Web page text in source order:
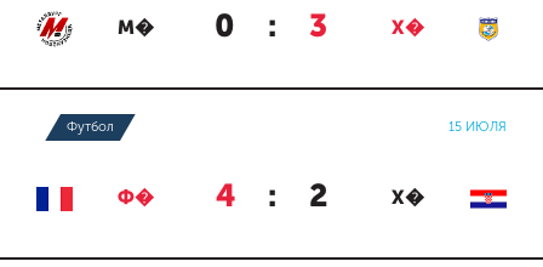
М� 0 : 3 Х�
Футбол 15 ИЮЛЯ
Ф� 4 : 2 Х�